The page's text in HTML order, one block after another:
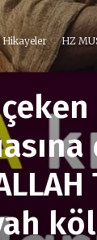
Hikayeler HZ